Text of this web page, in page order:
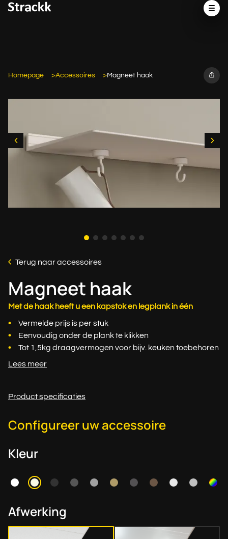
Homepage Accessoires Magneet haak
Terug naar accessoires
Magneet haak
Met de haak heeft u een kapstok en legplank in één
Vermelde prijs is per stuk
Eenvoudig onder de plank te klikken
Tot 1,5kg draagvermogen voor bijv. keuken toebehoren
Lees meer
Product specificaties
Configureer uw accessoire
Kleur
Afwerking